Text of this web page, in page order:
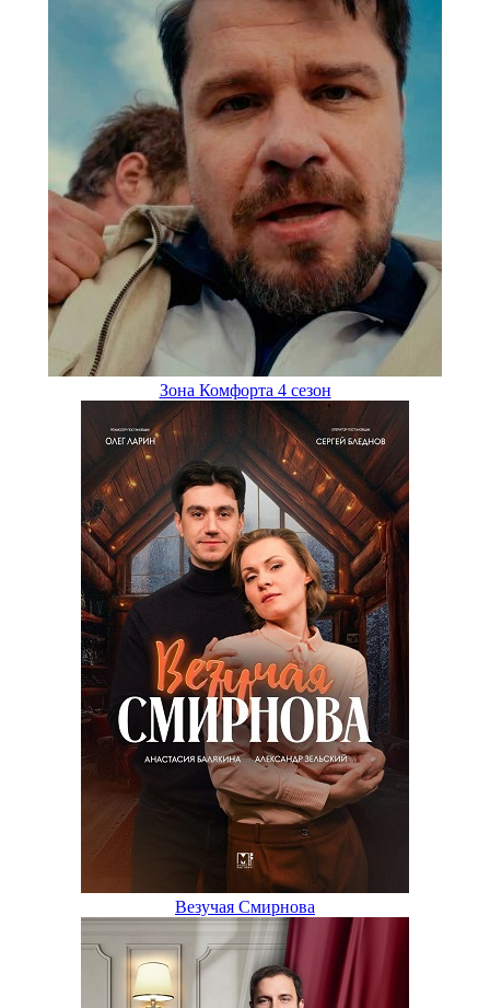
Зона Комфорта 4 сезон
Везучая Смирнова